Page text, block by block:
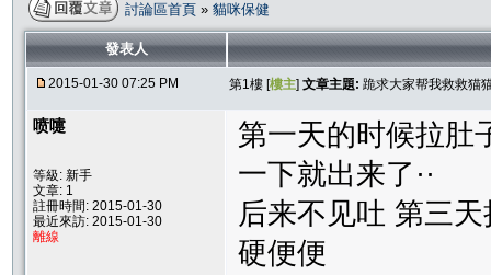
討論區首頁 » 貓咪保健
發表人
2015-01-30 07:25 PM 第1樓 [樓主] 文章主題: 跪求大家帮我救救猫
喷嚏
等級: 新手
文章: 1
註冊時間: 2015-01-30
最近來訪: 2015-01-30
離線
第一天的时候拉肚
一下就出来了··
后来不见吐 第三
硬便便